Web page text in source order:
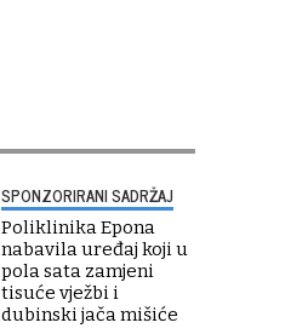
SPONZORIRANI SADRŽAJ
Poliklinika Epona
nabavila uređaj koji u
pola sata zamjeni
tisuće vježbi i
dubinski jača mišiće